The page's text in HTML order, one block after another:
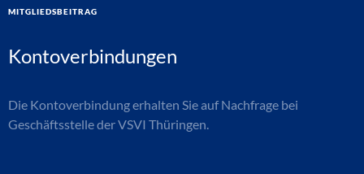
Mitgliedsbeitrag
Kontoverbindungen
Die Kontoverbindung erhalten Sie auf Nachfrage bei
Geschäftsstelle der VSVI Thüringen.